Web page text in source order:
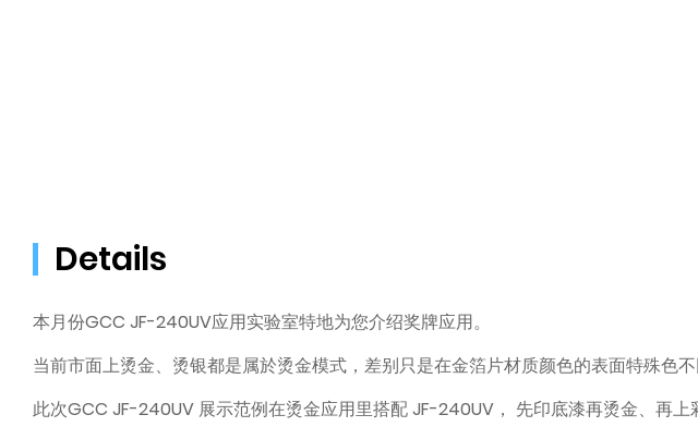
Details
本月份GCC JF-240UV应用实验室特地为您介绍奖牌应用。
当前市面上烫金、烫银都是属於烫金模式，差别只是在金箔片材质颜色的表面特殊色
此次GCC JF-240UV 展示范例在烫金应用里搭配 JF-240UV， 先印底漆再烫金、再